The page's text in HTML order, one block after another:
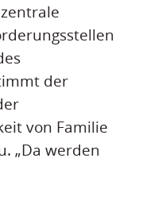
der
von Familie
„Da werden